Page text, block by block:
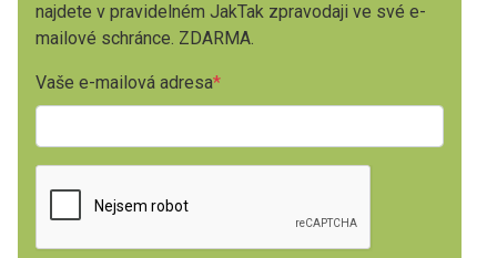
najdete v pravidelném JakTak zpravodaji ve své e-
mailové schránce. ZDARMA.
Vaše e-mailová adresa